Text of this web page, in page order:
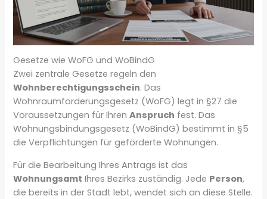
Gesetze wie WoFG und WoBindG
Zwei zentrale Gesetze regeln den
Wohnberechtigungsschein. Das
Wohnraumförderungsgesetz (WoFG) legt in §27 die
Voraussetzungen für IhrenAnspruch fest. Das
Wohnungsbindungsgesetz (WoBindG) bestimmt in §5
die Verpflichtungen für geförderte Wohnungen.
Für die Bearbeitung Ihres Antrags ist das
Wohnungsamt Ihres Bezirks zuständig. Jede Person,
die bereits in der Stadt lebt, wendet sich an diese Stelle.